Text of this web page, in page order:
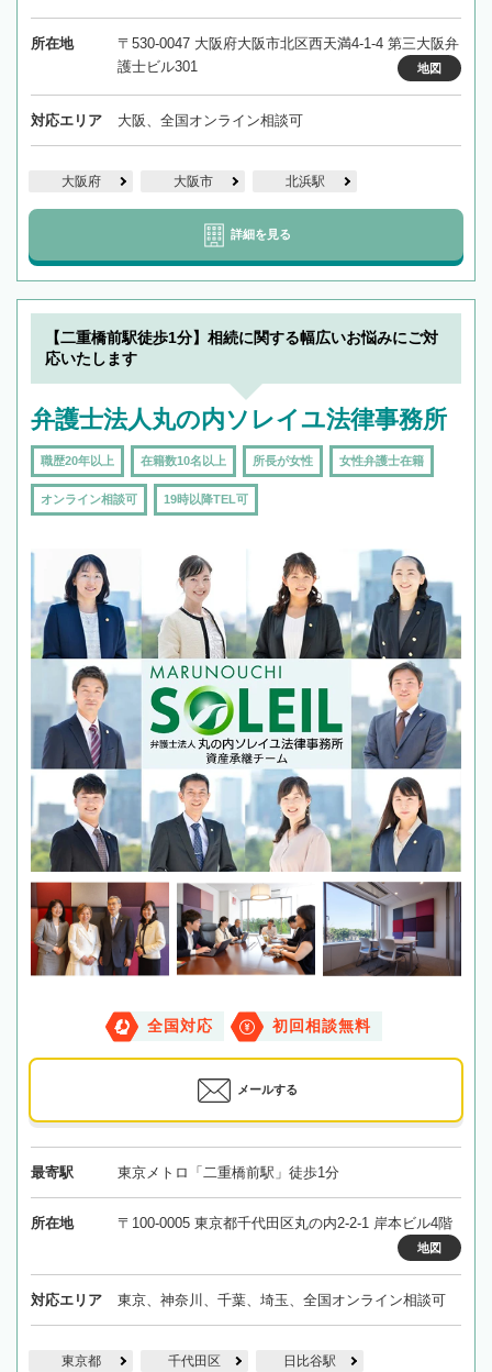
所在地
〒530-0047 大阪府大阪市北区西天満4-1-4 第三大阪弁
護士ビル301
地図
対応エリア 大阪、全国オンライン相談可
大阪府 大阪市 北浜駅
詳細を見る
【二重橋前駅徒歩1分】相続に関する幅広いお悩みにご対
応いたします
弁護士法人丸の内ソレイユ法律事務所
職歴20年以上 在籍数10名以上 所長が女性 女性弁護士在籍
オンライン相談可 19時以降TEL可
全国対応 初回相談無料
メールする
最寄駅 東京メトロ「二重橋前駅」徒歩1分
所在地 〒100-0005 東京都千代田区丸の内2-2-1 岸本ビル4階
地図
対応エリア 東京、神奈川、千葉、埼玉、全国オンライン相談可
東京都 千代田区 日比谷駅